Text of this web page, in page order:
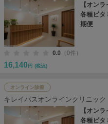
【オン
各種ビタ
期便
0.0 （0件）
16,140 円 (税込)
オンライン診療
キレイパスオンラインクリニック
【オン
各種ビタ